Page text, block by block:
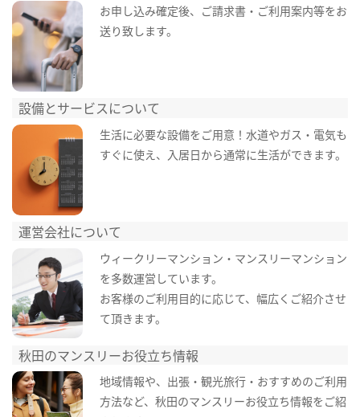
お申し込み確定後、ご請求書・ご利用案内等をお
送り致します。
設備とサービスについて
生活に必要な設備をご用意！水道やガス・電気も
すぐに使え、入居日から通常に生活ができます。
運営会社について
ウィークリーマンション・マンスリーマンション
を多数運営しています。
お客様のご利用目的に応じて、幅広くご紹介させ
て頂きます。
秋田のマンスリーお役立ち情報
地域情報や、出張・観光旅行・おすすめのご利用
方法など、秋田のマンスリーお役立ち情報をご紹